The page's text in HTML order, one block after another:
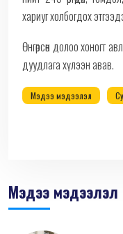
хариуг холбогдох
Өнгөрсөн долоо хоногт
дуудлага хүлээн авав.
Мэдээ мэдээлэл
Мэдээ мэдээлэл